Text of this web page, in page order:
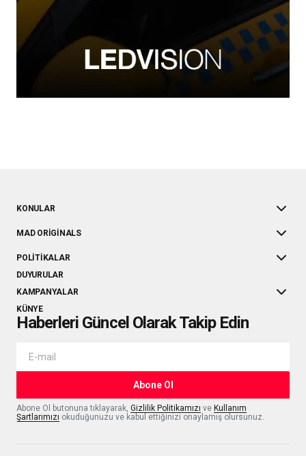
KONULAR
MAD ORIGINALS
POLITIKALAR
DUYURULAR
KAMPANYALAR
KÜNYE
Haberleri Güncel Olarak Takip Edin
Abone Ol
Abone Ol butonuna tıklayarak, Gizlilik Politikamızı ve Kullanım
Şartlarımızı okuduğunuzu ve kabul ettiğinizi onaylamış olursunuz.